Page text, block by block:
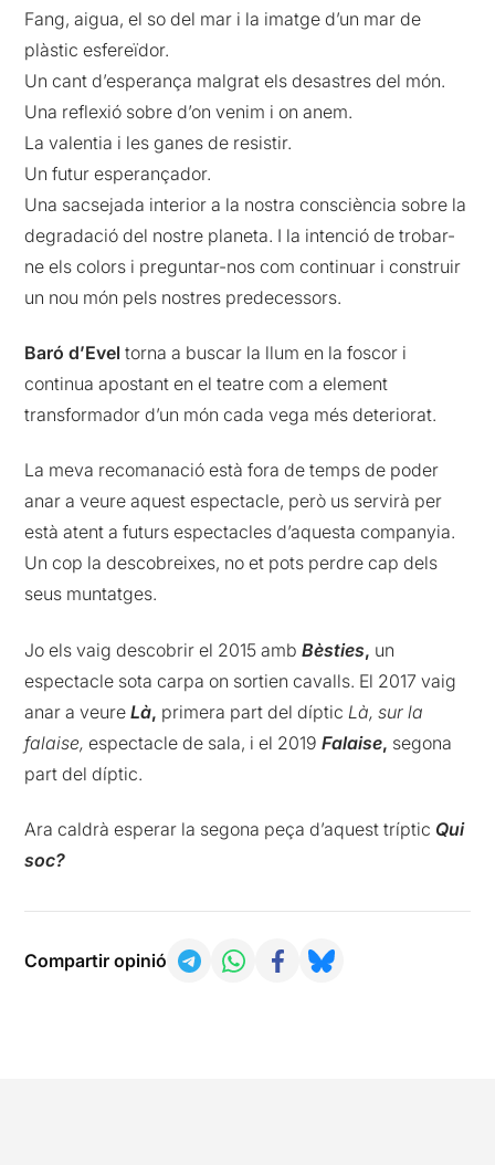
Fang, aigua, el so del mar i la imatge d’un mar de
plàstic esfereïdor.
Un cant d’esperança malgrat els desastres del món.
Una reflexió sobre d’on venim i on anem.
La valentia i les ganes de resistir.
Un futur esperançador.
Una sacsejada interior a la nostra consciència sobre la
degradació del nostre planeta. I la intenció de trobar-
ne els colors i preguntar-nos com continuar i construir
un nou món pels nostres predecessors.
Baró d’Evel torna a buscar la llum en la foscor i
continua apostant en el teatre com a element
transformador d’un món cada vega més deteriorat.
La meva recomanació està fora de temps de poder
anar a veure aquest espectacle, però us servirà per
està atent a futurs espectacles d’aquesta companyia.
Un cop la descobreixes, no et pots perdre cap dels
seus muntatges.
Jo els vaig descobrir el 2015 ambBèsties, un
espectacle sota carpa on sortien cavalls. El 2017 vaig
anar a veureLà, primera part del díptic Là, sur la
falaise, espectacle de sala, i el 2019Falaise, segona
part del díptic.
Ara caldrà esperar la segona peça d’aquest tríptic Qui
soc?
Compartir opinió